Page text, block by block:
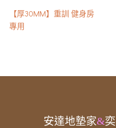
【厚30MM】重訓 健身房
專用
安達地墊家&